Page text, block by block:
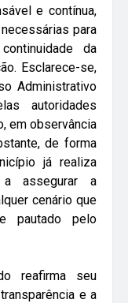
e contínua,
para
da
Esclarece-se,
Administrativo
autoridades
em observância
de forma
já realiza
assegurar a
cenário que
pautado pelo
reafirma seu
e a